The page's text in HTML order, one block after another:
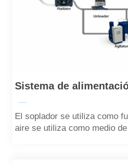
Sistema de
—
El soplador se utiliza como
aire se utiliza como medio